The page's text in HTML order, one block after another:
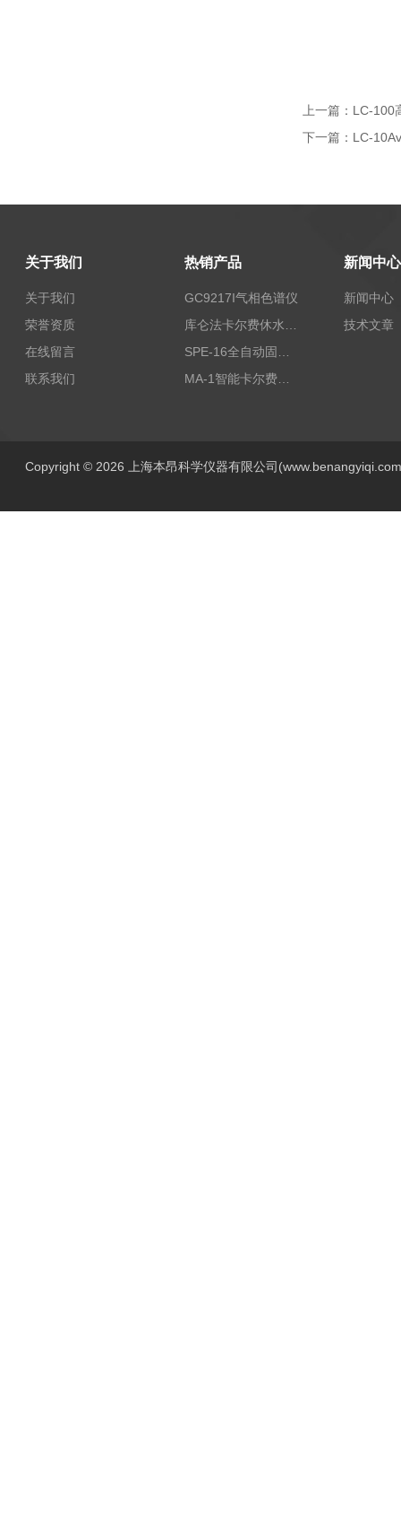
上一篇： LC-100
下一篇： LC-
关于我们
关于我们
荣誉资质
在线留言
联系我们
热销产品
GC9217I气相色谱仪
MA-1智能卡尔费休水分测定仪
新闻中心
新闻中心
技术文章
Copyright © 2026 上海本昂科学仪器有限公司